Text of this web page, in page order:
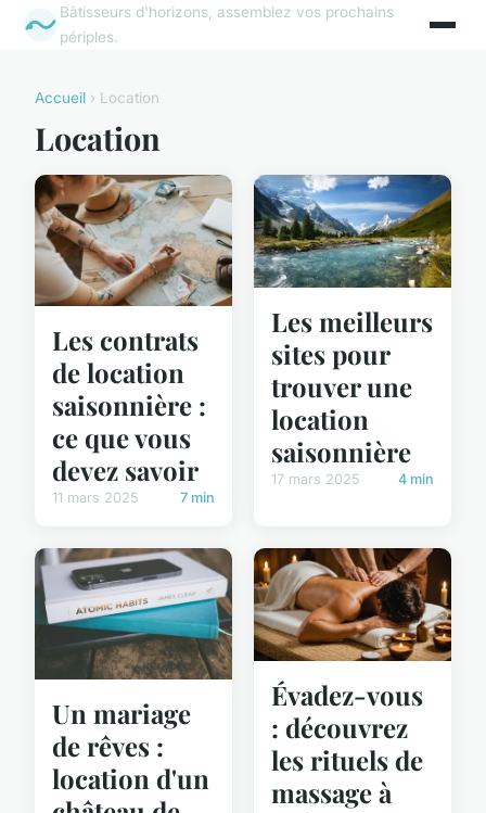
Bâtisseurs d'horizons, assemblez vos prochains
périples.
Accueil › Location
Location
Les contrats
de location
saisonnière :
ce que vous
devez savoir
11 mars 2025 7 min
Les meilleurs
sites pour
trouver une
location
saisonnière
17 mars 2025 4 min
Un mariage
de rêves :
location d'un
Évadez-vous
: découvrez
les rituels de
massage à